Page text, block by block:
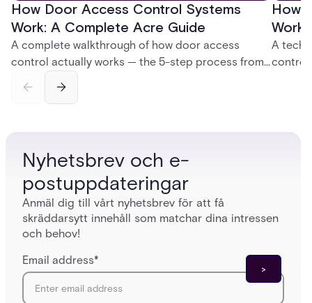
How Door Access Control Systems
Work: A Complete Acre Guide
A complete walkthrough of how door access
control actually works — the 5-step process from
and software components, and the access control
How
A
control
Nyhetsbrev och e-
postuppdateringar
Anmäl dig till vårt nyhetsbrev för att få
skräddarsytt innehåll som matchar dina intressen
och behov!
Email address*